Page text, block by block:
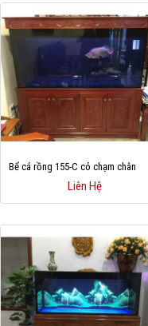
Bể cá rồng 155-C có chạm chân
Liên Hệ